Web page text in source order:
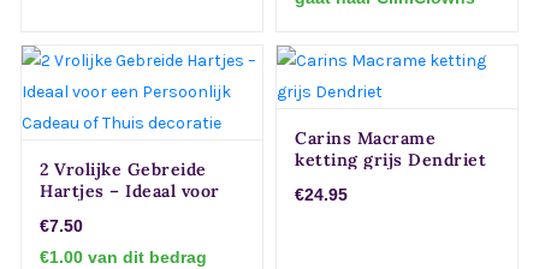
2 Vrolijke Gebreide
Hartjes – Ideaal voor
of Thuis decoratie
€7.50
€1.00 van dit bedrag
Carins Macrame
ketting grijs Dendriet
€24.95